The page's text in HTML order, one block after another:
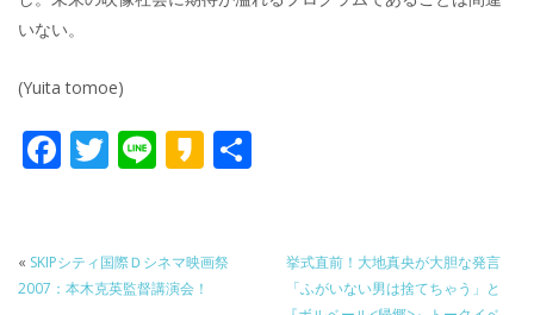
いない。
(Yuita tomoe)
F
b
o
T
er
Li K
a
« SKIPシティ国際Ｄシネマ映画祭
2007：本木克英監督講演会！
挙式直前！大地真央が大胆な発言
「ふがいない男は捨てちゃう」と